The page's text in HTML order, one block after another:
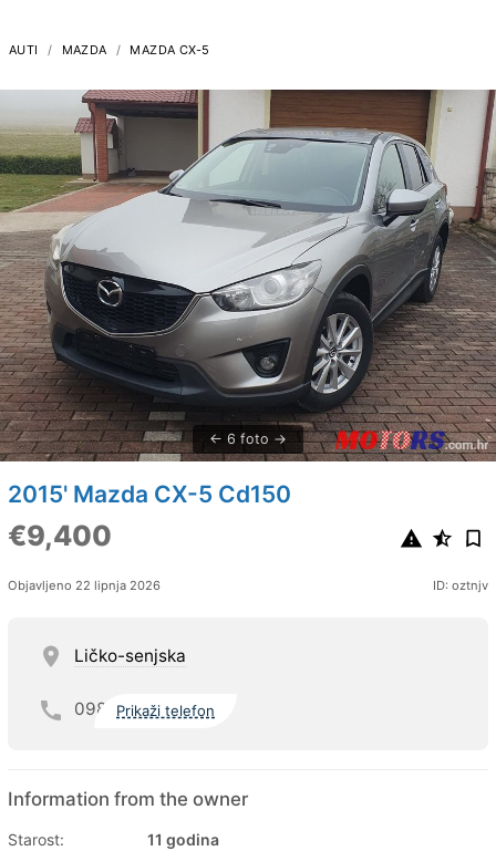
AUTI MAZDA MAZDA CX-5
6 foto
2015' Mazda CX-5 Cd150
€9,400
Objavljeno 22 lipnja 2026 ID: oztnjv
Ličko-senjska
098 Prikaži telefon
Information from the owner
Starost:
11 godina